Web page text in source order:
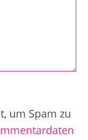
um Spam zu